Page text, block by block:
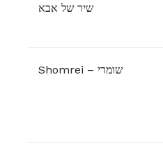
שיר של אבא
Shomrei – שומרי